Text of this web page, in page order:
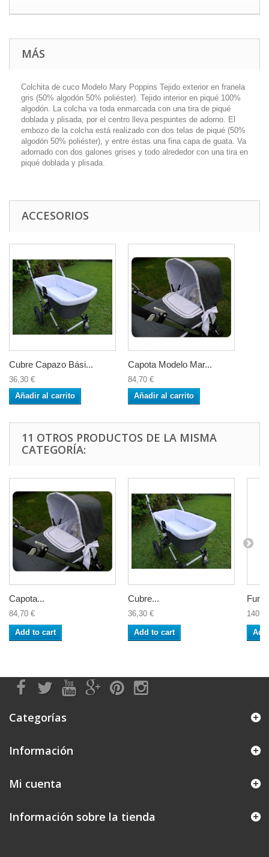
MÁS
Colchita de cuco Modelo Mary Poppins Tejido exterior en franela
gris (50% algodón 50% poliéster). Tejido interior en piqué 100%
algodón. La colcha va toda enmarcada con una tira de piqué
doblada y plisada, por el centro lleva pespuntes de adorno. El
embozo de la colcha está realizado con dos telas de piqué (50%
algodón 50% poliéster), y entre éstas una fina capa de guata. Va
adornado con dos galones grises y todo alrededor con una tira en
piqué doblada y plisada.
ACCESORIOS
Cubre Capazo Bási...
36,30 €
Añadir al carrito
Capota Modelo Mar...
84,70 €
Añadir al carrito
11 OTROS PRODUCTOS DE LA MISMA
CATEGORÍA:
Capota...
84,70 €
Add to cart
Cubre...
36,30 €
Add to cart
Categorías
Información
Mi cuenta
Información sobre la tienda